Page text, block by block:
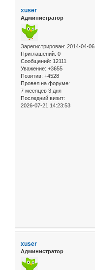
xuser
Администратор
Зарегистрирован: 2014-04-06
Приглашений: 0
Сообщений: 12111
Уважение: +3655
Позитив: +4528
Провел на форуме:
7 месяцев 3 дня
Последний визит:
2026-07-21 14:23:53
xuser
Администратор